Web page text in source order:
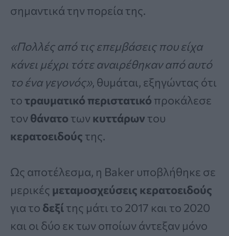
σημαντικά την πορεία της.
«Πολλές από τις επεμβάσεις που είχα
κάνει μέχρι τότε αναιρέθηκαν από αυτό
το ένα γεγονός», θυμάται, εξηγώντας ότι
τοτραυματικό περιστατικό προκάλεσε
τον θάνατο των κυττάρων του
κερατοειδούς της.
Ως αποτέλεσμα, η Baker υποβλήθηκε σε
μερικές μεταμοσχεύσεις κερατοειδούς
για το δεξίτης μάτι το 2017 και το 2020
και οι δύο εκ των οποίων άντεξαν μόνο